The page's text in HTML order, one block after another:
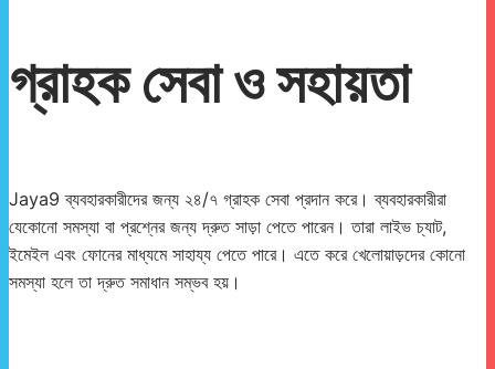
গ্রাহক সেবা ও সহায়তা
Jaya9 ব্যবহারকারীদের জন্য ২৪/৭ গ্রাহক সেবা প্রদান করে। ব্যবহারকারীরা
যেকোনো সমস্যা বা প্রশ্নের জন্য দ্রুত সাড়া পেতে পারেন। তারা লাইভ চ্যাট,
ইমেইল এবং ফোনের মাধ্যমে সাহায্য পেতে পারে। এতে করে খেলোয়াড়দের কোনো
সমস্যা হলে তা দ্রুত সমাধান সম্ভব হয়।